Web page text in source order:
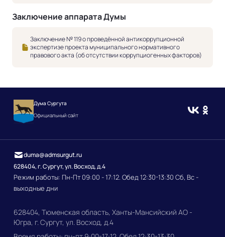
Заключение аппарата Думы
Заключение № 119 о проведённой антикоррупционной
экспертизе проекта муниципального нормативного
правового акта (об отсутствии коррупциогенных факторов)
Дума Сургута
Официальный сайт
628404, г. Сургут, ул. Восход, д.4
Режим работы: Пн-Пт 09:00 - 17:12. Обед 12:30-13:30 Сб, Вс -
выходные дни
duma@admsurgut.ru
628404, Тюменская область, Ханты-Мансийский АО -
Югра, г. Сургут, ул. Восход, д.4